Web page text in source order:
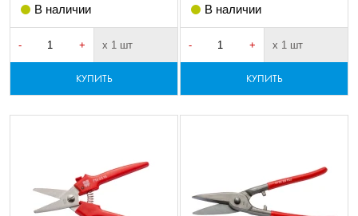
В наличии
- + х 1 шт
КУПИТЬ
В наличии
- + х 1 шт
КУПИТЬ